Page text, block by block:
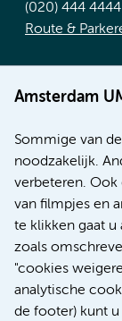
Amsterdam
Sommige van
noodzakelijk.
verbeteren.
van filmpjes en
te klikken gaat
zoals
"cookies
analytische
de footer) kunt
(020) 444 4444
Route &
Werken bij
Nieuws
Educatie
Educatie